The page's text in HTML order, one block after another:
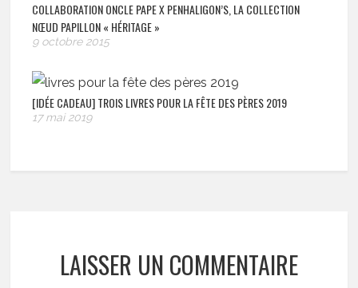
COLLABORATION ONCLE PAPE X PENHALIGON’S, LA COLLECTION
NŒUD PAPILLON « HÉRITAGE »
9 octobre 2015
[IDÉE CADEAU] TROIS LIVRES POUR LA FÊTE DES PÈRES 2019
17 mai 2019
LAISSER UN COMMENTAIRE